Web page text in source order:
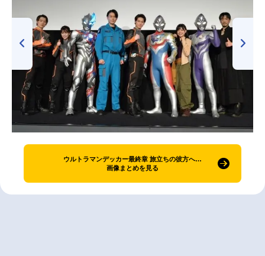
ウルトラマンデッカー最終章 旅立ちの彼方へ…
画像まとめを見る